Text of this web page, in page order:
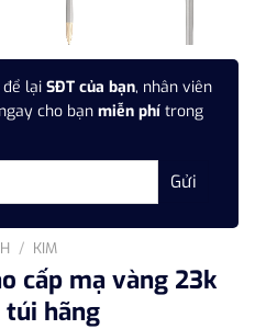
để lại SĐT của bạn, nhân viên
cho bạn miễn phí trong
/ KIM
cấp mạ vàng 23k
túi hãng